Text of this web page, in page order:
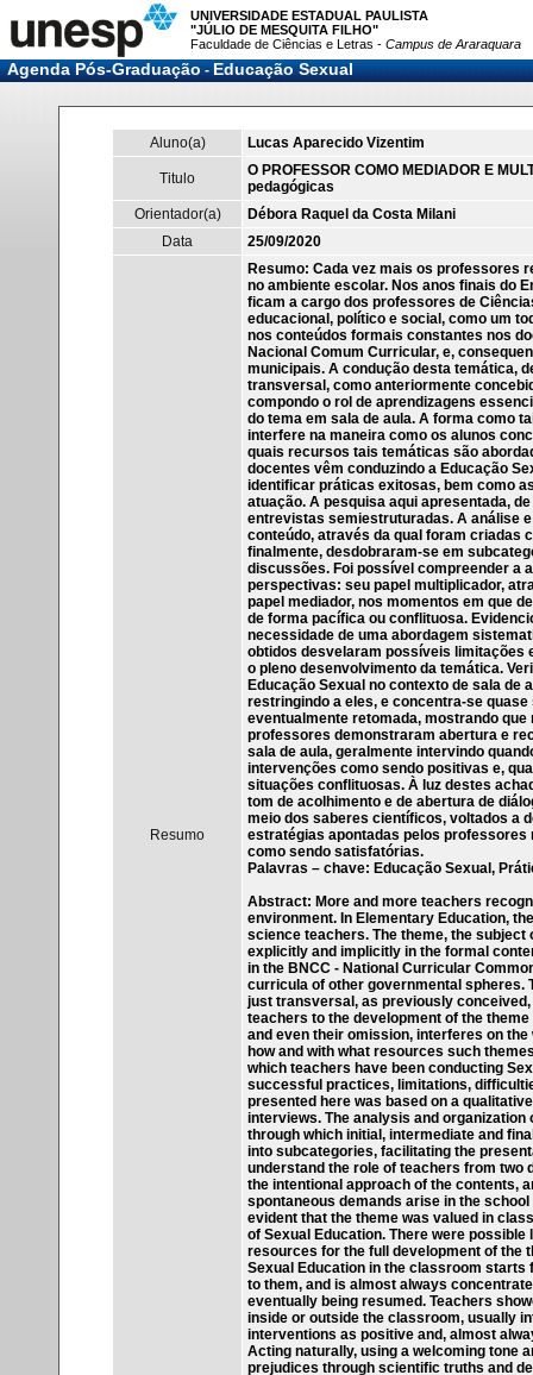
UNIVERSIDADE ESTADUAL PAULISTA
"JÚLIO DE MESQUITA FILHO"
Faculdade de Ciências e Letras - Campus de Araraquara
Agenda Pós-Graduação-Educação Sexual
Aluno(a) Lucas Aparecido Vizentim
Titulo
O PROFESSOR COMO MEDIADOR E
pedagógicas
Orientador(a)
Débora Raquel da Costa Milani
Data
25/09/2020
Resumo
Resumo: Cada vez mais os professores
no ambiente escolar. Nos anos finais do
ficam a cargo dos professores de
educacional, político e social, como um
nos conteúdos formais constantes nos
Nacional Comum Curricular, e,
municipais. A condução desta temática,
transversal, como anteriormente
compondo o rol de aprendizagens
do tema em sala de aula. A forma como
interfere na maneira como os alunos
quais recursos tais temáticas são
docentes vêm conduzindo a Educação
identificar práticas exitosas, bem como
atuação. A pesquisa aqui apresentada,
entrevistas semiestruturadas. A análise
conteúdo, através da qual foram criadas
finalmente, desdobraram-se em
discussões. Foi possível compreender a
perspectivas: seu papel multiplicador,
papel mediador, nos momentos em que
de forma pacífica ou conflituosa.
necessidade de uma abordagem
obtidos desvelaram possíveis limitações
o pleno desenvolvimento da temática.
Educação Sexual no contexto de sala de
restringindo a eles, e concentra-se
eventualmente retomada, mostrando
professores demonstraram abertura e
sala de aula, geralmente intervindo
intervenções como sendo positivas e,
situações conflituosas. À luz destes
tom de acolhimento e de abertura de
meio dos saberes científicos, voltados a
estratégias apontadas pelos professores
como sendo satisfatórias.
Palavras – chave: Educação Sexual,
Abstract: More and more teachers
environment. In Elementary Education,
science teachers. The theme, the
explicitly and implicitly in the formal
in the BNCC - National Curricular
curricula of other governmental spheres.
just transversal, as previously
teachers to the development of the
and even their omission, interferes on
how and with what resources such
which teachers have been conducting
successful practices, limitations,
presented here was based on a
interviews. The analysis and
through which initial, intermediate and
into subcategories, facilitating the
understand the role of teachers from
the intentional approach of the contents,
spontaneous demands arise in the
evident that the theme was valued in
of Sexual Education. There were
resources for the full development of the
Sexual Education in the classroom
to them, and is almost always
eventually being resumed. Teachers
inside or outside the classroom, usually
interventions as positive and, almost
Acting naturally, using a welcoming tone
prejudices through scientific truths and